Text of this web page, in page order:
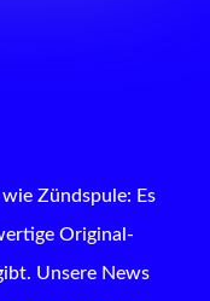
Zündspule: Es
Original-
Unsere News